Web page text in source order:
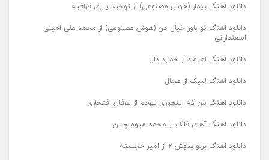
دانلود اهنگ بیمار (هوش مصنوعی) از توحید پیری قراقیه
دانلود اهنگ تو باور خیال من (هوش مصنوعی) از محمد علی امینی
اسفندارانی
دانلود اهنگ اعتماد از حمید دال
دانلود اهنگ لبیک از مجال
دانلود اهنگ من که اینجوری نبودم از عرفان افتخاری
دانلود اهنگ آهای فلک از محمد میوه چیان
دانلود اهنگ برنو بدوش ۲ از امیر خجسته